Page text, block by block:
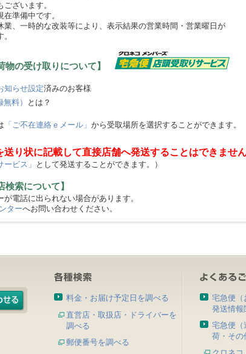
ざいます。
準備中です。
、一時的な改装等により、表示結果の営業時間・営業曜日が
物の受け取りについて】
知らせ設定済みのお客様
料）
とは？
「ご不在連絡ｅメール」 から受取場所を選択することができます。
り状に記載して直接店舗へ発送することはできません
ービス」 として発送することができます。）
検索について】
電話に出られない場合があります。
ターへお問い合わせください。
料金・お届け予定日を調べる
直営店・取扱店・ドライバーを
調べる
郵便番号を調べる
宅急便（
発送情報
宅急便（
荷・その